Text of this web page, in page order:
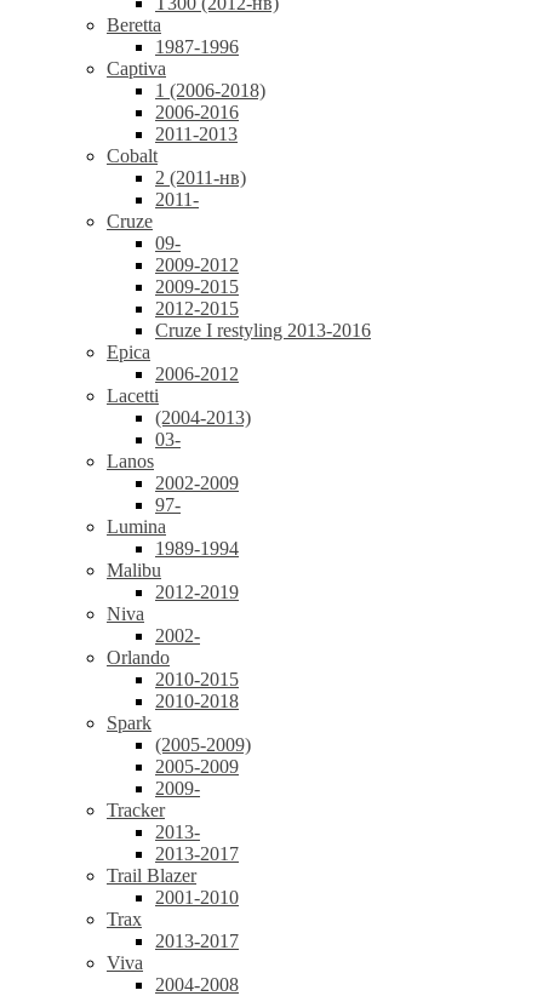
Beretta
1987-1996
Captiva
1 (2006-2018)
2006-2016
2011-2013
Cobalt
2 (2011-нв)
2011-
Cruze
09-
2009-2012
2009-2015
2012-2015
Cruze I restyling 2013-2016
Epica
2006-2012
Lacetti
(2004-2013)
03-
Lanos
2002-2009
97-
Lumina
1989-1994
Malibu
2012-2019
Niva
2002-
Orlando
2010-2015
2010-2018
Spark
(2005-2009)
2005-2009
2009-
Tracker
2013-
2013-2017
Trail Blazer
2001-2010
Trax
2013-2017
Viva
2004-2008